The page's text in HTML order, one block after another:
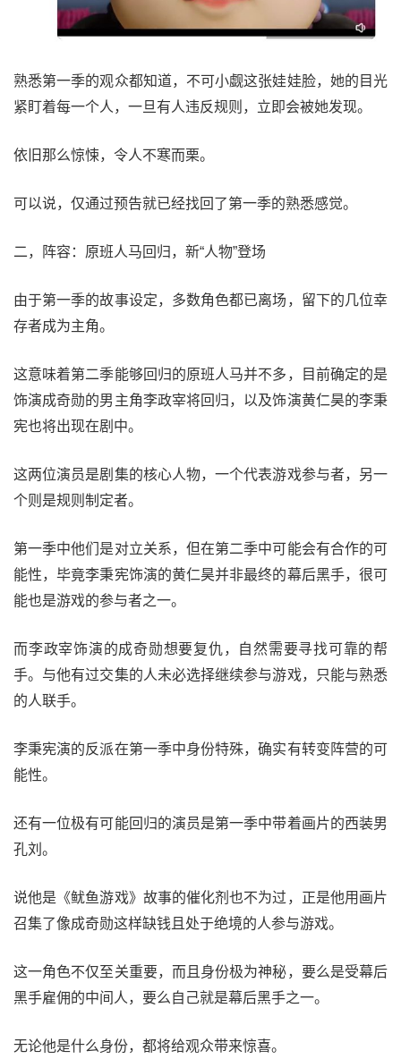
熟悉第一季的观众都知道，不可小觑这张娃娃脸，她的目光
紧盯着每一个人，一旦有人违反规则，立即会被她发现。
依旧那么惊悚，令人不寒而栗。
可以说，仅通过预告就已经找回了第一季的熟悉感觉。
二，阵容：原班人马回归，新“人物”登场
由于第一季的故事设定，多数角色都已离场，留下的几位幸
存者成为主角。
这意味着第二季能够回归的原班人马并不多，目前确定的是
饰演成奇勋的男主角李政宰将回归，以及饰演黄仁昊的李秉
宪也将出现在剧中。
这两位演员是剧集的核心人物，一个代表游戏参与者，另一
个则是规则制定者。
第一季中他们是对立关系，但在第二季中可能会有合作的可
能性，毕竟李秉宪饰演的黄仁昊并非最终的幕后黑手，很可
能也是游戏的参与者之一。
而李政宰饰演的成奇勋想要复仇，自然需要寻找可靠的帮
手。与他有过交集的人未必选择继续参与游戏，只能与熟悉
的人联手。
李秉宪演的反派在第一季中身份特殊，确实有转变阵营的可
能性。
还有一位极有可能回归的演员是第一季中带着画片的西装男
孔刘。
说他是《鱿鱼游戏》故事的催化剂也不为过，正是他用画片
召集了像成奇勋这样缺钱且处于绝境的人参与游戏。
这一角色不仅至关重要，而且身份极为神秘，要么是受幕后
黑手雇佣的中间人，要么自己就是幕后黑手之一。
无论他是什么身份，都将给观众带来惊喜。